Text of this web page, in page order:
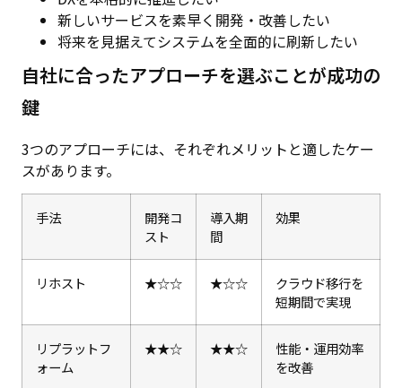
新しいサービスを素早く開発・改善したい
将来を見据えてシステムを全面的に刷新したい
自社に合ったアプローチを選ぶことが成功の
鍵
3つのアプローチには、それぞれメリットと適したケー
スがあります。
手法
開発コ
スト
導入期
間
効果
リホスト ★☆☆ ★☆☆
クラウド移行を
短期間で実現
リプラットフ
ォーム
★★☆ ★★☆
性能・運用効率
を改善